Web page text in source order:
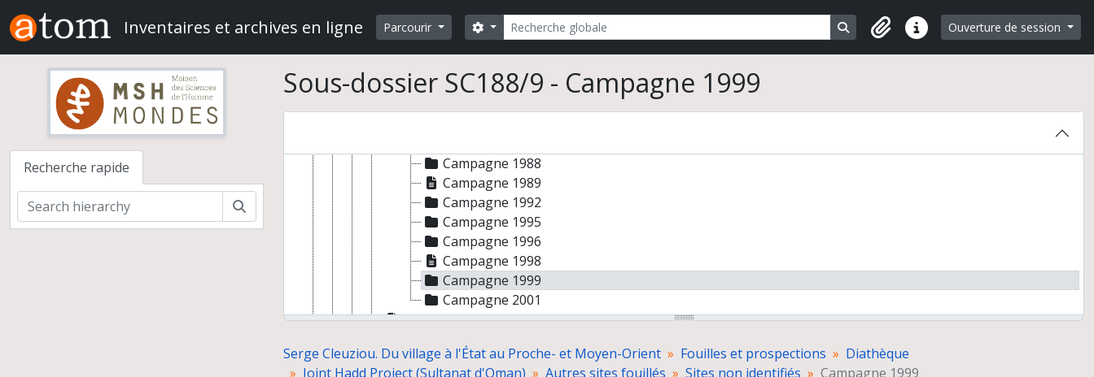
Skip to main content
Inventaires et archives en ligne Parcourir Rechercher
Search options Search in browse page
Liens rapidesOuverture de session
Recherche rapide
Rechercher
Sous-dossier SC188/9 - Campagne 1999
Bandah al-Jadidah (BJD)
Ra's al-Khabbah (KHB-1), vue de terrain
Campagne 1988
Campagne 1989
Campagne 1992
Campagne 1995
Campagne 1996
Campagne 1998
Campagne 1999
Campagne 2001
Vie de la mission
Documentation
Serge Cleuziou. Du village à l'État au Proche- et Moyen-Orient Fouilles et prospections
Diathèque
Joint Hadd Project (Sultanat d'Oman)
Autres sites fouillés Sites non identifiés Campagne 1999